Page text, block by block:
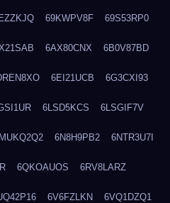
69KWPV8F 69S53RP0
6AX80CNX 6B0V87BD
6EI21UCB 6G3CXI93
6LSD5KCS 6LSGIF7V
6N8H9PB2 6NTR3U7I
6QKOAUOS 6RV8LARZ
6V6FZLKN 6VQ1DZQ1